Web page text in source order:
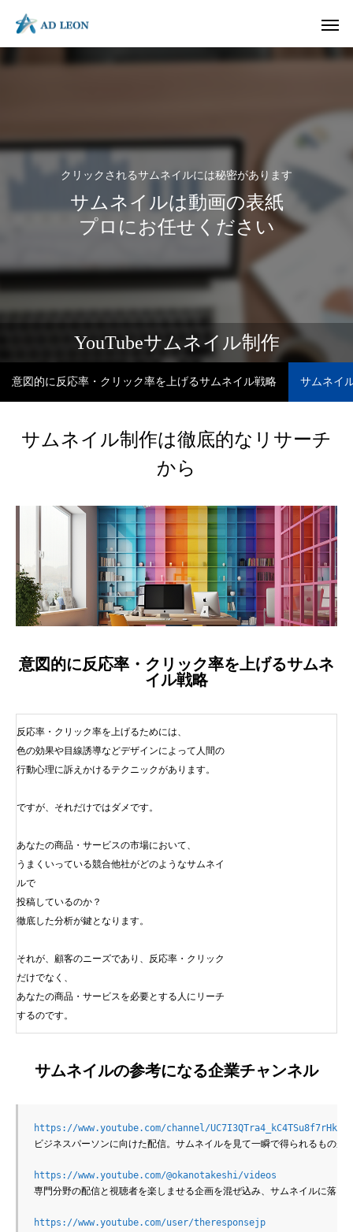
大切にしているもの
社会に何を価値提供しているのか？ 何を志しているのか
Profile Story＆Message
最大限の魅力を撮ります
動画 企画・制作
動画だから伝わる
HP/LP 企
クリックされるサムネイルには秘密があります
サムネイルは動画の表紙
プロにお任せください
YouTubeサムネイル制作
意図的に反応率・クリック率を上げるサムネイル戦略 サムネイ
サムネイル制作は徹底的なリサーチ
から
意図的に反応率・クリック率を上げるサムネ
イル戦略
反応率・クリック率を上げるためには、
色の効果や目線誘導などデザインによって人間の
行動心理に訴えかけるテクニックがあります。
ですが、それだけではダメです。
あなたの商品・サービスの市場において、
うまくいっている競合他社がどのようなサムネイ
ルで
投稿しているのか？
徹底した分析が鍵となります。
それが、顧客のニーズであり、反応率・クリック
だけでなく、
あなたの商品・サービスを必要とする人にリーチ
するのです。
サムネイルの参考になる企業チャンネル
https://www.youtube.com/channel/UC7I3QTra4_kC4TSu8f7rHkA
ビジネスパーソンに向けた配信。サムネイルを見て一瞬で得られるものが
https://www.youtube.com/@okanotakeshi/videos
専門分野の配信と視聴者を楽しませる企画を混ぜ込み、サムネイルに落と
https://www.youtube.com/user/theresponsejp